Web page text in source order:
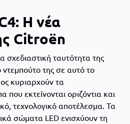
Η νέα
Citroën
σχεδιαστική ταυτότητα της
της σε αυτό το
κυριαρχούν τα
που εκτείνονται οριζόντια και
τεχνολογικό αποτέλεσμα. Τα
σώματα LED ενισχύουν τη